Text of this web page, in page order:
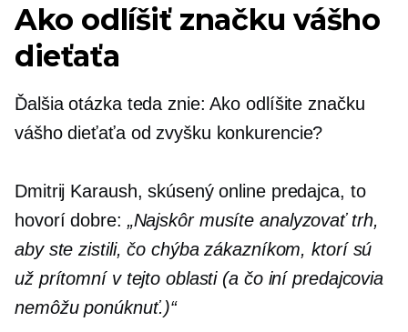
Ako odlíšiť značku vášho
dieťaťa
Ďalšia otázka teda znie: Ako odlíšite značku
vášho dieťaťa od zvyšku konkurencie?
Dmitrij Karaush, skúsený online predajca, to
hovorí dobre: „Najskôr musíte analyzovať trh,
aby ste zistili, čo chýba zákazníkom, ktorí sú
už prítomní v tejto oblasti (a čo iní predajcovia
nemôžu ponúknuť.)“